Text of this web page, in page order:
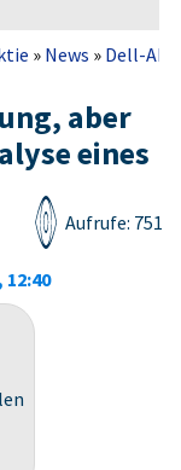
» News » Dell-
aber
eines
12:40
Aufrufe: 751